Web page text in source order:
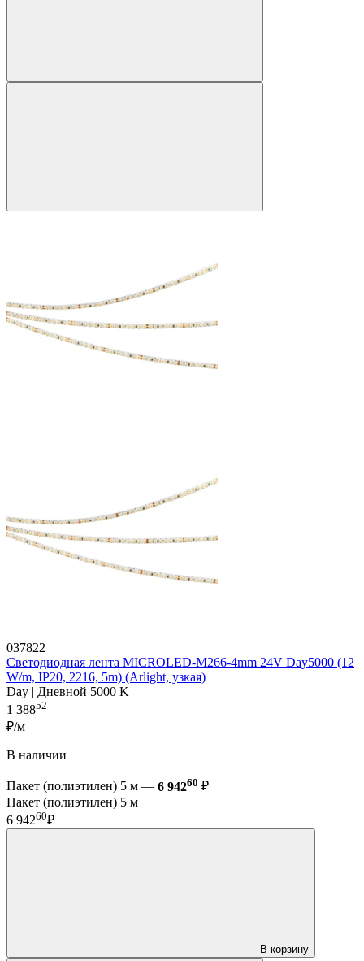
037822
Светодиодная лента MICROLED-M266-4mm 24V Day5000 (12
W/m, IP20, 2216, 5m) (Arlight, узкая)
Day | Дневной 5000 K
1 38852
₽/м
В наличии
Пакет (полиэтилен) 5 м — 6 94260 ₽
Пакет (полиэтилен) 5 м
6 94260₽
В корзину